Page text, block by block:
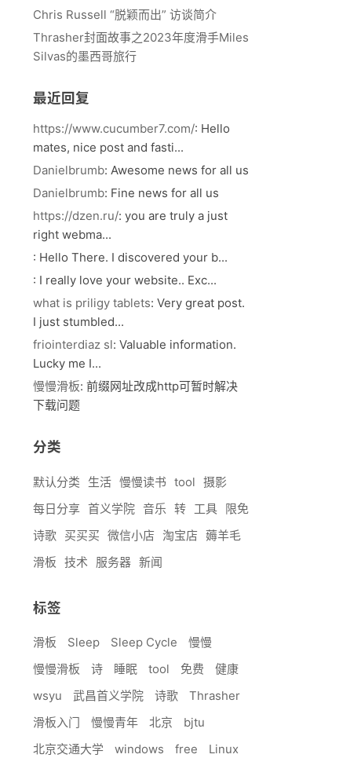
Chris Russell “脱颖而出” 访谈简介
Thrasher封面故事之2023年度滑手Miles
Silvas的墨西哥旅行
最近回复
https://www.cucumber7.com/: Hello
mates, nice post and fasti...
Danielbrumb: Awesome news for all us
Danielbrumb: Fine news for all us
https://dzen.ru/: you are truly a just
right webma...
: Hello There. I discovered your b...
: I really love your website.. Exc...
what is priligy tablets: Very great post.
I just stumbled...
friointerdiaz sl: Valuable information.
Lucky me I...
慢慢滑板: 前缀网址改成http可暂时解决
下载问题
分类
默认分类 生活 慢慢读书 tool 摄影
每日分享 首义学院 音乐 转 工具 限免
诗歌 买买买 微信小店 淘宝店 薅羊毛
滑板 技术 服务器 新闻
标签
滑板 Sleep Sleep Cycle
慢慢
慢慢滑板
诗 睡眠 tool 免费
健康
wsyu
武昌首义学院 诗歌
Thrasher
滑板入门
慢慢青年 北京
bjtu
北京交通大学
windows free
Linux